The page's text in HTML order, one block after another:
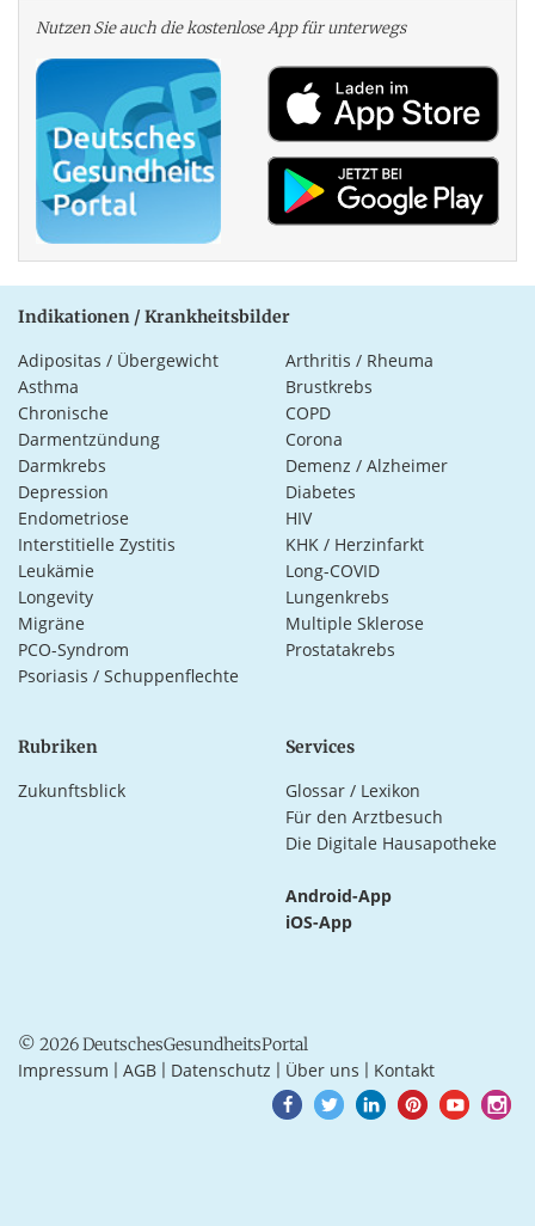
Nutzen Sie auch die kosten­lose App für unterwegs
Indikationen / Krankheitsbilder
Adipositas / Übergewicht
Arthritis / Rheuma
Asthma
Brustkrebs
Chronische
Darmentzündung
COPD
Corona
Darmkrebs
Demenz / Alzheimer
Depression
Diabetes
Endometriose
HIV
Interstitielle Zystitis
KHK / Herzinfarkt
Leukämie
Long-COVID
Longevity
Lungenkrebs
Migräne
Multiple Sklerose
PCO-Syndrom
Prostatakrebs
Psoriasis / Schuppenflechte
Rubriken
Zukunftsblick
Services
Glossar / Lexikon
Für den Arztbesuch
Die Digitale Hausapotheke
Android-App
iOS-App
© 2026 DeutschesGesundheitsPortal
Impressum AGB Datenschutz Über uns Kontakt